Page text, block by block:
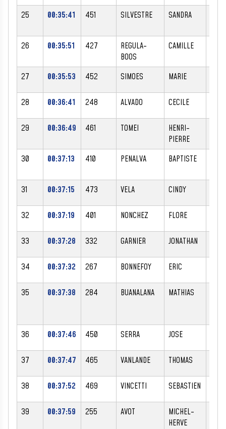
25 00:35:41 451 SILVESTRE SANDRA
26 00:35:51 427
REGULA-
BOOS
CAMILLE
27 00:35:53 452 SIMOES MARIE
28 00:36:41 248 ALVADO CECILE
29 00:36:49 461 TOMEI
HENRI-
PIERRE
30 00:37:13 410 PENALVA BAPTISTE
31 00:37:15 473 VELA CINDY
32 00:37:19 401 NONCHEZ FLORE
33 00:37:28 332 GARNIER JONATHAN
34 00:37:32 267 BONNEFOY ERIC
35 00:37:38 284 BUANALANA MATHIAS
36 00:37:46 450 SERRA JOSE
37 00:37:47 465 VANLANDE THOMAS
38 00:37:52 469 VINCETTI SEBASTIEN
39 00:37:59 255 AVOT
MICHEL-
HERVE